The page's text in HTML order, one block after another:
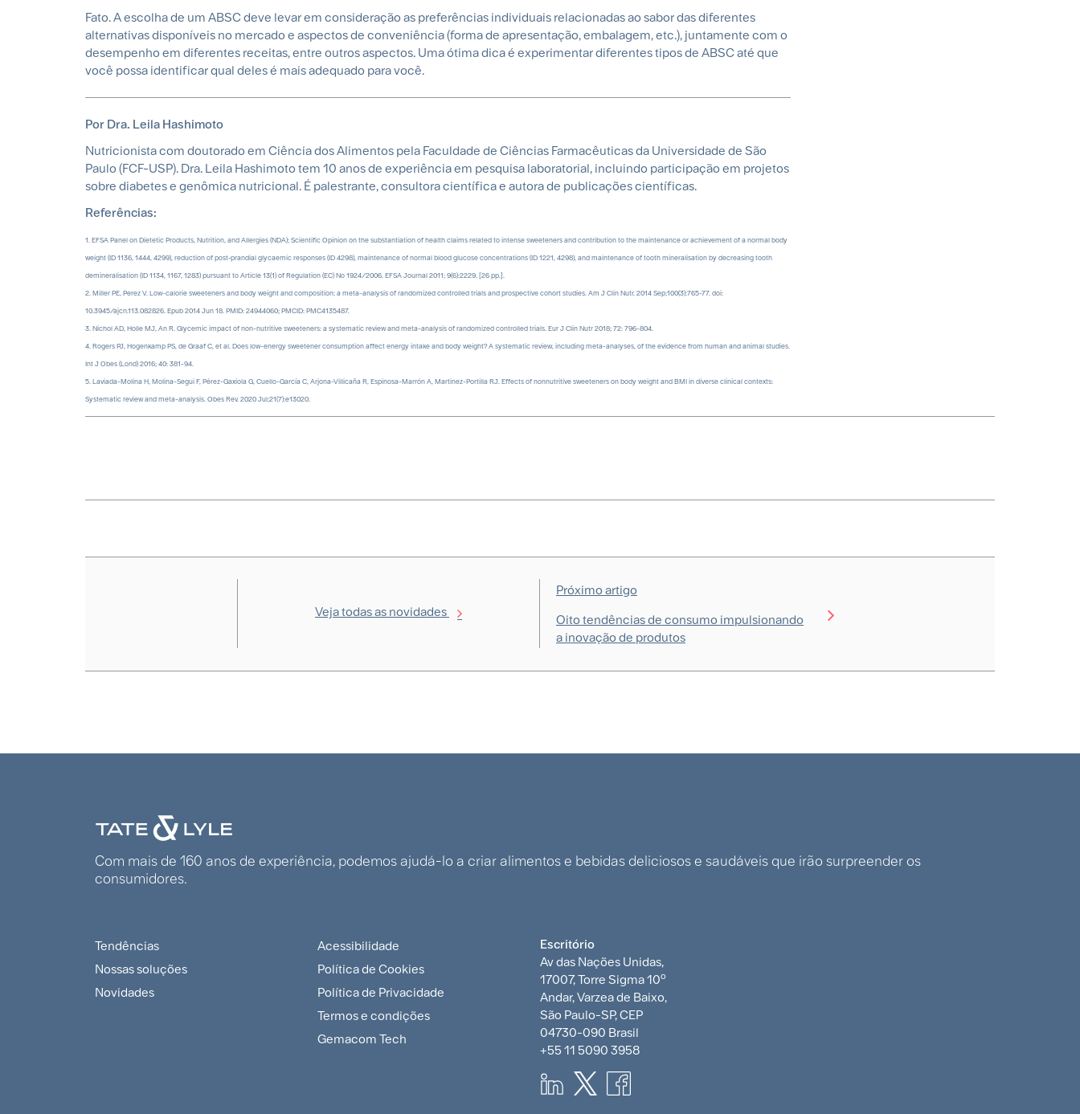
Fato. A escolha de um ABSC deve levar em consideração as preferências individuais relacionadas ao sabor das diferentes
alternativas disponíveis no mercado e aspectos de conveniência (forma de apresentação, embalagem, etc.), juntamente com o
desempenho em diferentes receitas, entre outros aspectos. Uma ótima dica é experimentar diferentes tipos de ABSC até que
você possa identificar qual deles é mais adequado para você.
Por Dra. Leila Hashimoto
Nutricionista com doutorado em Ciência dos Alimentos pela Faculdade de Ciências Farmacêuticas da Universidade de São
Paulo (FCF-USP). Dra. Leila Hashimoto tem 10 anos de experiência em pesquisa laboratorial, incluindo participação em projetos
sobre diabetes e genômica nutricional. É palestrante, consultora científica e autora de publicações científicas.
Referências:
1. EFSA Panel on Dietetic Products, Nutrition, and Allergies (NDA); Scientific Opinion on the substantiation of health claims related to intense sweeteners and contribution to the maintenance or achievement of a normal body
weight (ID 1136, 1444, 4299), reduction of post‐prandial glycaemic responses (ID 4298), maintenance of normal blood glucose concentrations (ID 1221, 4298), and maintenance of tooth mineralisation by decreasing tooth
demineralisation (ID 1134, 1167, 1283) pursuant to Article 13(1) of Regulation (EC) No 1924/2006. EFSA Journal 2011; 9(6):2229. [26 pp.].
2. Miller PE, Perez V. Low-calorie sweeteners and body weight and composition: a meta-analysis of randomized controlled trials and prospective cohort studies. Am J Clin Nutr. 2014 Sep;100(3):765-77. doi:
10.3945/ajcn.113.082826. Epub 2014 Jun 18. PMID: 24944060; PMCID: PMC4135487.
3. Nichol AD, Holle MJ, An R. Glycemic impact of non-nutritive sweeteners: a systematic review and meta-analysis of randomized controlled trials. Eur J Clin Nutr 2018; 72: 796-804.
4. Rogers PJ, Hogenkamp PS, de Graaf C, et al. Does low-energy sweetener consumption affect energy intake and body weight? A systematic review, including meta-analyses, of the evidence from human and animal studies.
Int J Obes (Lond) 2016; 40: 381-94.
5. Laviada-Molina H, Molina-Segui F, Pérez-Gaxiola G, Cuello-García C, Arjona-Villicaña R, Espinosa-Marrón A, Martinez-Portilla RJ. Effects of nonnutritive sweeteners on body weight and BMI in diverse clinical contexts:
Systematic review and meta-analysis. Obes Rev. 2020 Jul;21(7):e13020.
Veja todas as novidades
Próximo artigo
Oito tendências de consumo impulsionando
a inovação de produtos
Com mais de 160 anos de experiência, podemos ajudá-lo a criar alimentos e bebidas deliciosos e saudáveis que irão surpreender os
consumidores.
Multilingual
footer
Tendências
Nossas soluções
Novidades
LATAM-
ES
footer
policy
Acessibilidade
Política de Cookies
Política de Privacidade
Termos e condições
Gemacom Tech
Escritório
Av das Nações Unidas,
17007, Torre Sigma 10o
Andar, Varzea de Baixo,
São Paulo-SP, CEP
04730-090 Brasil
+55 11 5090 3958